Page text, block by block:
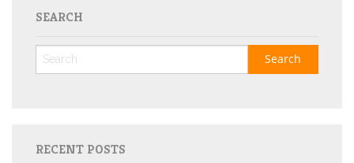
SEARCH
RECENT POSTS